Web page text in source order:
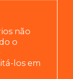
não
o
los em